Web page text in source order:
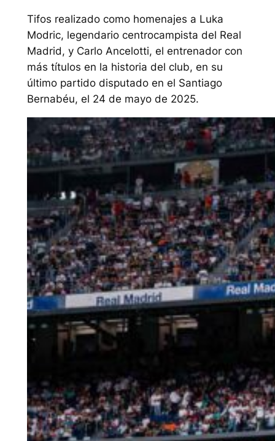
Tifos realizado como homenajes a Luka
Modric, legendario centrocampista del Real
Madrid, y Carlo Ancelotti, el entrenador con
más títulos en la historia del club, en su
último partido disputado en el Santiago
Bernabéu, el 24 de mayo de 2025.